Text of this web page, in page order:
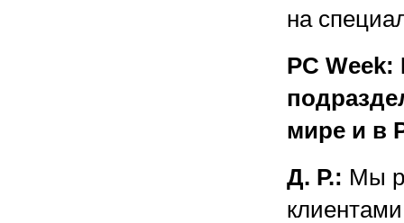
на
PC Week:
мире и в
Д. Р.: Мы